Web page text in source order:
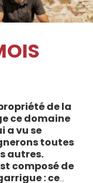
de la
ce domaine
a vu se
toutes
autres.
composé de
: ce